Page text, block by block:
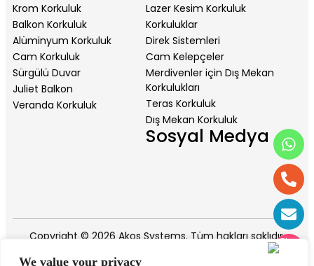
We value your privacy
Krom Korkuluk
Balkon Korkuluk
Alüminyum Korkuluk
Cam Korkuluk
Sürgülü Duvar
Juliet Balkon
Veranda Korkuluk
Lazer Kesim Korkuluk
Korkuluklar
Direk Sistemleri
Cam Kelepçeler
Merdivenler için Dış Mekan
Korkulukları
Teras Korkuluk
Dış Mekan Korkuluk
Sosyal Medya
Copyright © 2026 Akos Systems. Tüm hakları saklıdır.
Kurumunuz hakkında daha
fazla bilgi edinmek
(indirmek) istiyorum.
Resimlerinizi görmek